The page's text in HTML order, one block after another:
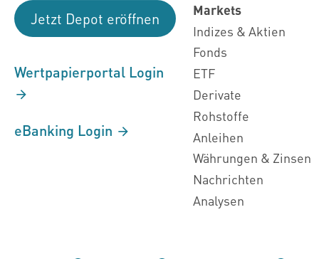
Jetzt Depot eröffnen
Wertpapierportal Login
eBanking Login
Markets
Indizes & Aktien
Fonds
ETF
Derivate
Rohstoffe
Anleihen
Währungen & Zinsen
Nachrichten
Analysen